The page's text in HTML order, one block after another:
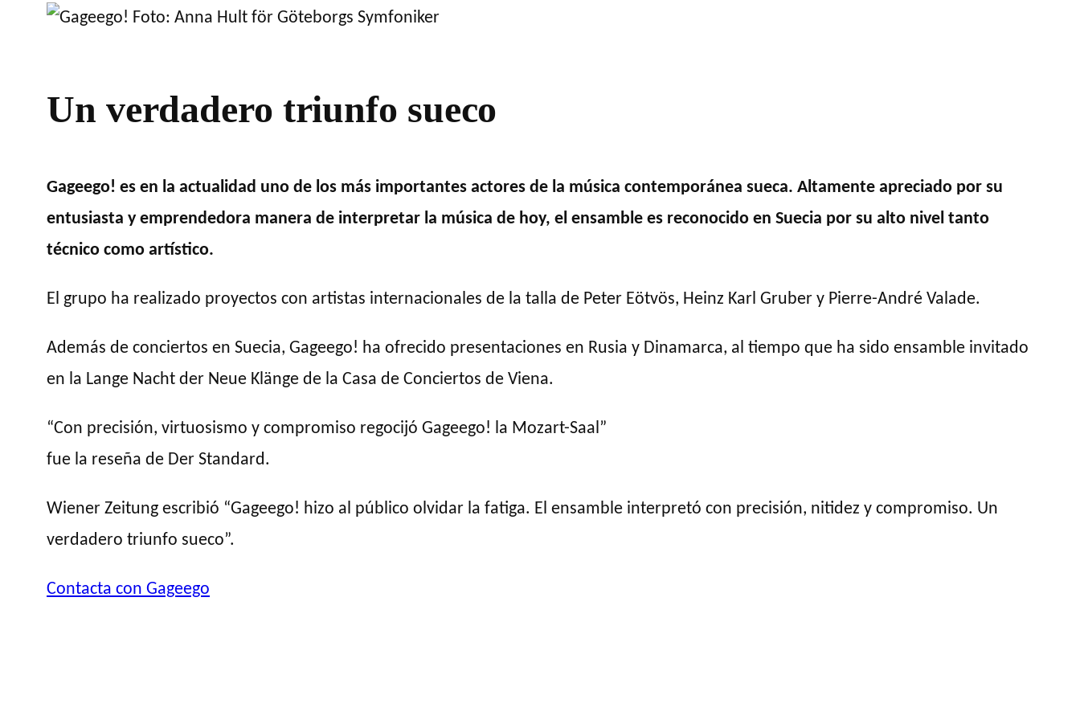
Un verdadero triunfo sueco
Gageego! es en la actualidad uno de los más importantes actores de la música contemporánea sueca. Altamente apreciado por su
entusiasta y emprendedora manera de interpretar la música de hoy, el ensamble es reconocido en Suecia por su alto nivel tanto
técnico como artístico.
El grupo ha realizado proyectos con artistas internacionales de la talla de Peter Eötvös, Heinz Karl Gruber y Pierre-André Valade.
Además de conciertos en Suecia, Gageego! ha ofrecido presentaciones en Rusia y Dinamarca, al tiempo que ha sido ensamble invitado
en la Lange Nacht der Neue Klänge de la Casa de Conciertos de Viena.
“Con precisión, virtuosismo y compromiso regocijó Gageego! la Mozart-Saal”
fue la reseña de Der Standard.
Wiener Zeitung escribió “Gageego! hizo al público olvidar la fatiga. El ensamble interpretó con precisión, nitidez y compromiso. Un
verdadero triunfo sueco”.
Contacta con Gageego